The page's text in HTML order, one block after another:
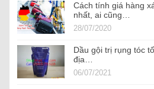
Cách tính giá hàng
nhất, ai cũng…
28/07/2020
Dầu gội trị rụng tóc
địa…
06/07/2021